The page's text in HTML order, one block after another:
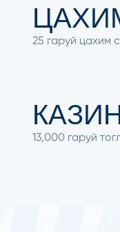
25 гаруй цахим
13,000 гаруй